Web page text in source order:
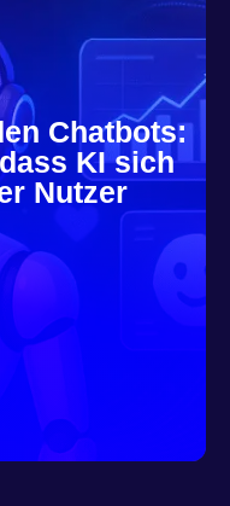
Chatbots:
KI sich
Nutzer